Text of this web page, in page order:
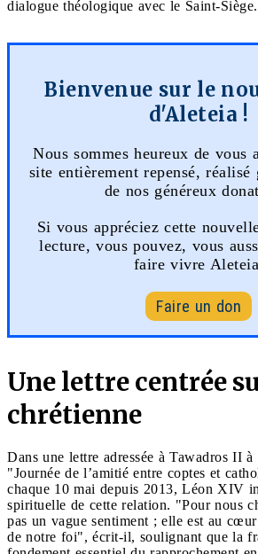
dialogue théologique avec le Saint-Siège.
Bienvenue sur le
d'Aleteia !
Nous sommes heureux de vous
site entièrement repensé, réalisé
de nos généreux
Si vous appréciez cette
lecture, vous pouvez, vous
faire vivre
Faire un don
Une lettre centrée
chrétienne
Dans une lettre adressée à Tawadros II à
"Journée de l’amitié entre coptes et
chaque 10 mai depuis 2013, Léon XIV
spirituelle de cette relation. "Pour nous
pas un vague sentiment ; elle est au
de notre foi", écrit-il, soulignant que la